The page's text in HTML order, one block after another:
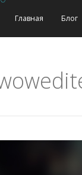
Главная Блог